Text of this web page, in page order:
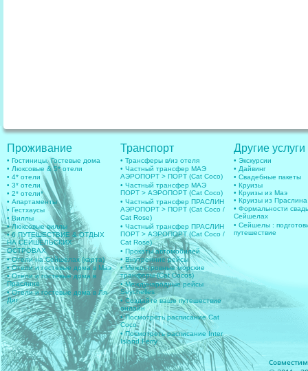
Проживание
• Гостиницы, Гостевые дома
• Люксовые & 5* отели
• 4* отели
• 3* отели
• 2* отели*
• Апартаменты
• Гестхаусы
• Виллы
• Люксовые виллы
• 6 ПУТЕШЕСТВИЕ & ОТДЫХ
НА СЕЙШЕЛЬСКИХ
ОСТРОВАХ
• Отели на Сейшелах (карта)
• Отели и гостевые дома в Маэ
• Отели и гостевые дома в
Праслине
• Отели и гостевые дома в Ля-
Диг
Транспорт
• Трансферы в/из отеля
• Частный трансфер МАЭ
АЭРОПОРТ > ПОРТ (Cat Coco)
• Частный трансфер МАЭ
ПОРТ > АЭРОПОРТ (Cat Coco)
• Частный трансфер ПРАСЛИН
АЭРОПОРТ > ПОРТ (Cat Coco /
Cat Rose)
• Частный трансфер ПРАСЛИН
ПОРТ > АЭРОПОРТ (Cat Coco /
Cat Rose)
• Прокаты автомобилей
• Внутренние рейсы
• Межостровные морские
транферы (Cat Cocos)
• Международные рейсы
Seychelles
• Создайте ваше путешествие
онлайн
• Посмотреть расписание Cat
Coco
• Посмотреть расписание Inter
Island Ferry
Другие услуги
• Экскурсии
• Дайвинг
• Свадебные пакеты
• Круизы
• Круизы из Маэ
• Круизы из Праслина
• Формальности
Сейшелах
• Сейшелы :
путешествие